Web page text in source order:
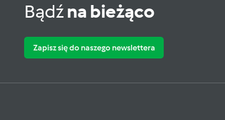
Bądźna bieżąco
Zapisz się do naszego newslettera